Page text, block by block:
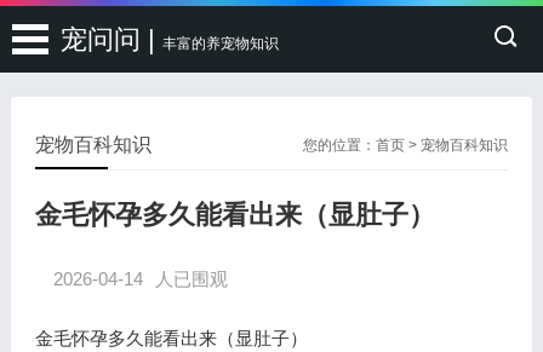
宠问问 | 丰富的养宠物知识
您的位置：首页 >宠物百科知识
宠物百科知识
金毛怀孕多久能看出来（显肚子）
2026-04-14 人已围观
金毛怀孕多久能看出来（显肚子）